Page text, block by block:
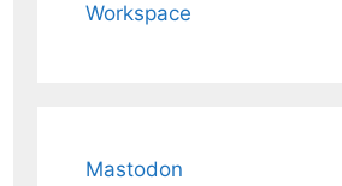
Workspace
Mastodon